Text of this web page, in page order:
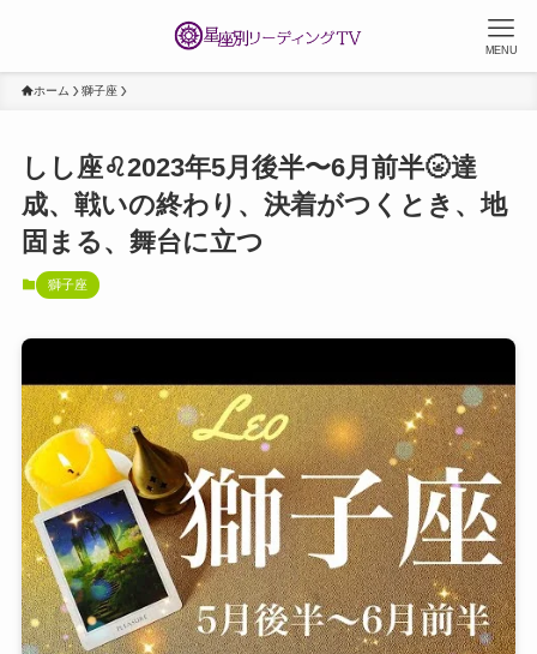
MENU
ホーム 獅子座
しし座♌️2023年5月後半〜6月前半🌝達
成、戦いの終わり、決着がつくとき、地
固まる、舞台に立つ
獅子座